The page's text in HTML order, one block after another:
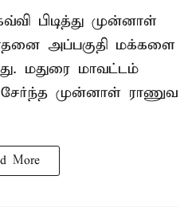
பிடித்து முன்னாள்
அப்பகுதி மக்களை
மதுரை மாவட்டம்
முன்னாள் ராணுவ
More